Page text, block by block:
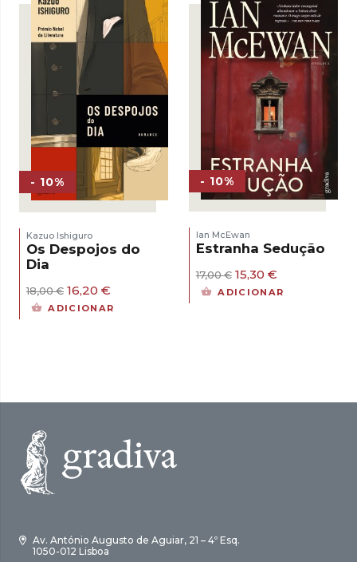
- 10%
Kazuo Ishiguro
Os Despojos do
Dia
18,00€ O
preço
original
16,20 €
preço
atual
ADICIONAR
- 10%
Ian McEwan
Estranha Sedução
17,00€ O
preço
original
15,30 €O
preço
atual
ADICIONAR
Av. António Augusto de Aguiar, 21 – 4º Esq.
1050-012 Lisboa